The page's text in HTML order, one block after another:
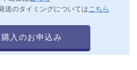
送のタイミングについてはこちら
購入のお申込み